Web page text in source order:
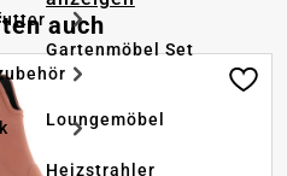
Gartenmöbel Set
Loungemöbel
Heizstrahler
auch